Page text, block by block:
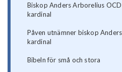
Biskop Anders Arborelius
kardinal
Påven utnämner biskop
kardinal
Bibeln för små och stora